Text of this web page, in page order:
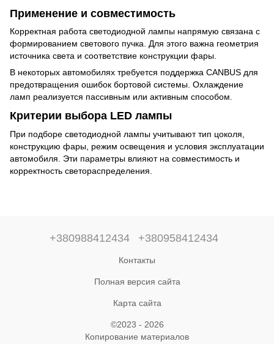
Применение и совместимость
Корректная работа светодиодной лампы напрямую связана с
формированием светового пучка. Для этого важна геометрия
источника света и соответствие конструкции фары.
В некоторых автомобилях требуется поддержка CANBUS для
предотвращения ошибок бортовой системы. Охлаждение
ламп реализуется пассивным или активным способом.
Критерии выбора LED лампы
При подборе светодиодной лампы учитывают тип цоколя,
конструкцию фары, режим освещения и условия эксплуатации
автомобиля. Эти параметры влияют на совместимость и
корректность светораспределения.
+380988412434 +380958412434
Контакты
Полная версия сайта
Карта сайта
©2023 - 2026
Копирование материалов